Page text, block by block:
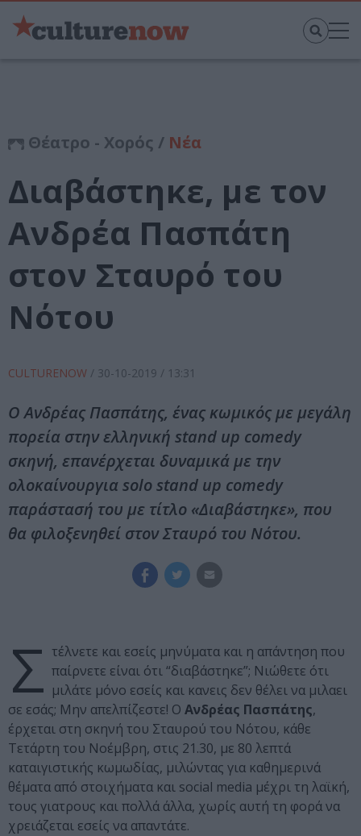
Θέατρο - Χορός / Νέα
Διαβάστηκε, με τον
Ανδρέα Πασπάτη
στον Σταυρό του
Νότου
CULTURENOW / 30-10-2019 / 13:31
Ο Ανδρέας Πασπάτης, ένας κωμικός με μεγάλη
πορεία στην ελληνική stand up comedy
σκηνή, επανέρχεται δυναμικά με την
ολοκαίνουργια solo stand up comedy
παράστασή του με τίτλο «Διαβάστηκε», που
θα φιλοξενηθεί στον Σταυρό του Νότου.
Σ τέλνετε και εσείς μηνύματα και η απάντηση που
παίρνετε είναι ότι “διαβάστηκε”; Νιώθετε ότι
μιλάτε μόνο εσείς και κανεις δεν θέλει να μιλαει
σε εσάς; Μην απελπίζεστε! Ο Ανδρέας Πασπάτης,
έρχεται στη σκηνή του Σταυρού του Νότου, κάθε
Τετάρτη του Νοέμβρη, στις 21.30, με 80 λεπτά
καταιγιστικής κωμωδίας, μιλώντας για καθημερινά
θέματα από στοιχήματα και social media μέχρι τη λαϊκή,
τους γιατρους και πολλά άλλα, χωρίς αυτή τη φορά να
χρειάζεται εσείς να απαντάτε.